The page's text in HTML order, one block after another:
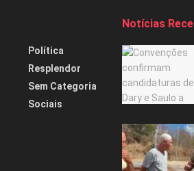
Política
Resplendor
Sem Categoria
Sociais
Notícias